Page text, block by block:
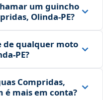
um guincho
Olinda‑PE?
de qualquer moto
Compridas,
é mais em conta?